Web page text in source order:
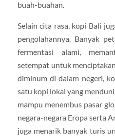
buah-buahan.
Selain cita rasa, kopi Bali
pengolahannya. Banyak
fermentasi alami,
setempat untuk
diminum di dalam negeri,
satu kopi lokal yang
mampu menembus pasar
negara-negara Eropa serta
juga menarik banyak turis